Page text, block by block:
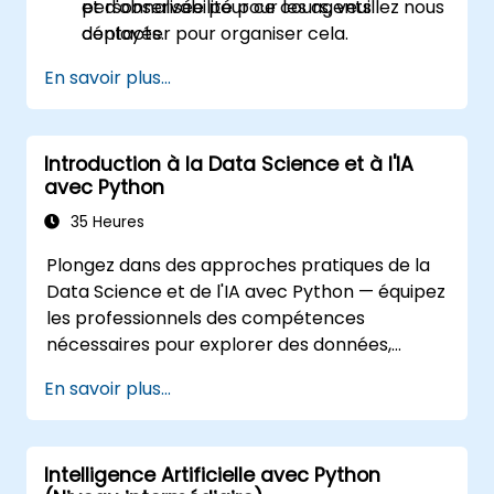
et d'observabilité pour les agents
déployés.
personnalisée pour ce cours, veuillez nous
contacter pour organiser cela.
En savoir plus...
Introduction à la Data Science et à l'IA
avec Python
35 Heures
Plongez dans des approches pratiques de la
Data Science et de l'IA avec Python — équipez
les professionnels des compétences
nécessaires pour explorer des données,
automatique et déployer des applications d'IA
dans des contextes commerciaux ; Couvre les
flux de travail CRISP-DM, l'analyse statistique,
l'apprentissage supervisé et non supervisé,
En savoir plus...
Intelligence Artificielle avec Python